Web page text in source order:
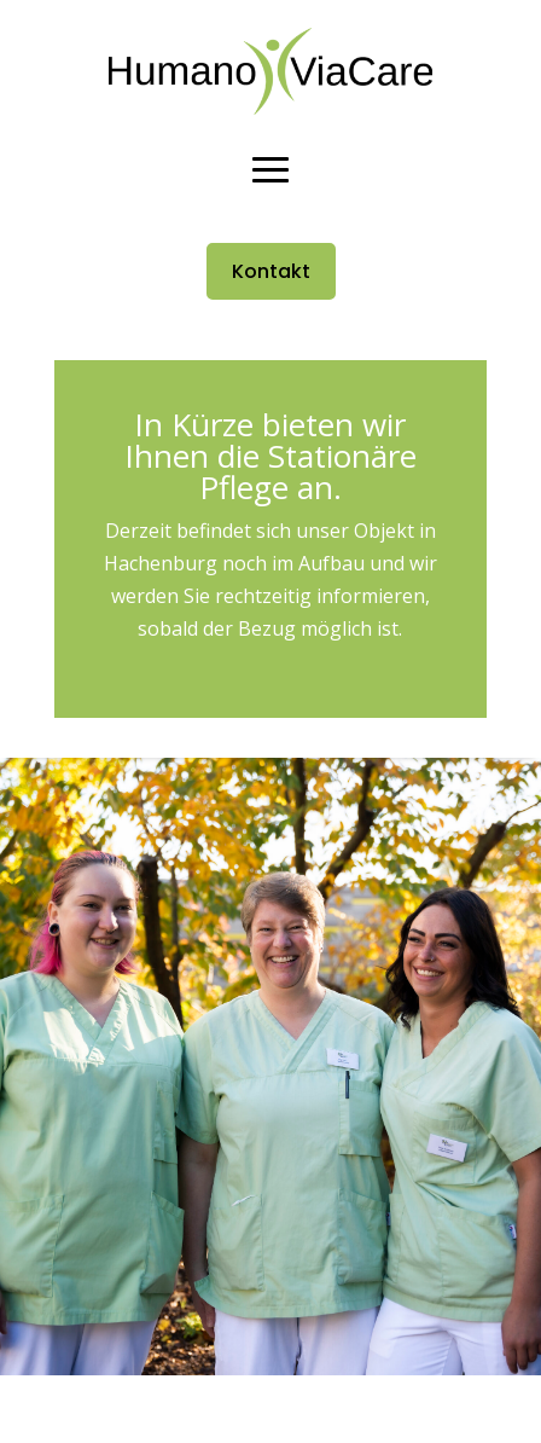
Kontakt
In Kürze bieten wir
Ihnen die Stationäre
Pflege an.
Derzeit befindet sich unser Objekt in
Hachenburg noch im Aufbau und wir
werden Sie rechtzeitig informieren,
sobald der Bezug möglich ist.